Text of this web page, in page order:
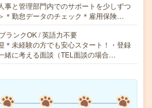
事と管理部門内でのサポートを少しずつ
＊勤怠データのチェック＊雇用保険…
ランクOK / 英語力不要
＊未経験の方でも安心スタート！・登録
緒に考える面談（TEL面談の場合…